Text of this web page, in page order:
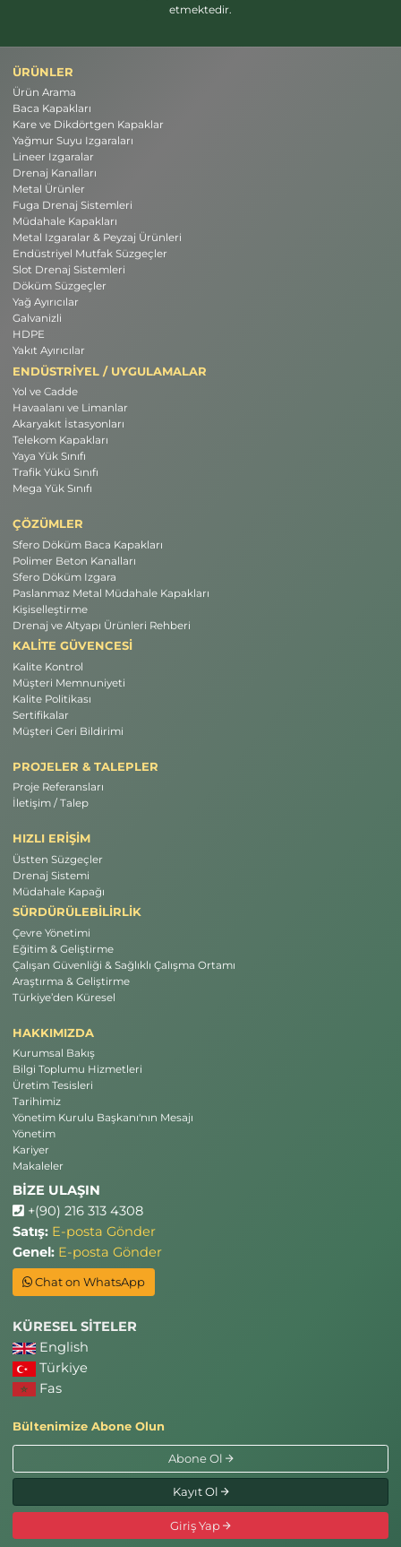
etmektedir.
ÜRÜNLER
Ürün Arama
Baca Kapakları
Kare ve Dikdörtgen Kapaklar
Yağmur Suyu Izgaraları
Lineer Izgaralar
Drenaj Kanalları
Metal Ürünler
Fuga Drenaj Sistemleri
Müdahale Kapakları
Metal Izgaralar & Peyzaj Ürünleri
Endüstriyel Mutfak Süzgeçler
Slot Drenaj Sistemleri
Döküm Süzgeçler
Yağ Ayırıcılar
Galvanizli
HDPE
Yakıt Ayırıcılar
ENDÜSTRİYEL / UYGULAMALAR
Yol ve Cadde
Havaalanı ve Limanlar
Akaryakıt İstasyonları
Telekom Kapakları
Yaya Yük Sınıfı
Trafik Yükü Sınıfı
Mega Yük Sınıfı
ÇÖZÜMLER
Sfero Döküm Baca Kapakları
Polimer Beton Kanalları
Sfero Döküm Izgara
Paslanmaz Metal Müdahale Kapakları
Kişiselleştirme
Drenaj ve Altyapı Ürünleri Rehberi
KALİTE GÜVENCESİ
Kalite Kontrol
Müşteri Memnuniyeti
Kalite Politikası
Sertifikalar
Müşteri Geri Bildirimi
PROJELER & TALEPLER
Proje Referansları
İletişim / Talep
HIZLI ERİŞİM
Üstten Süzgeçler
Drenaj Sistemi
Müdahale Kapağı
SÜRDÜRÜLEBİLİRLİK
Çevre Yönetimi
Eğitim & Geliştirme
Çalışan Güvenliği & Sağlıklı Çalışma Ortamı
Araştırma & Geliştirme
Türkiye’den Küresel
HAKKIMIZDA
Kurumsal Bakış
Bilgi Toplumu Hizmetleri
Üretim Tesisleri
Tarihimiz
Yönetim Kurulu Başkanı'nın Mesajı
Yönetim
Kariyer
Makaleler
BİZE ULAŞIN
+(90) 216 313 4308
Satış: E-posta Gönder
Genel: E-posta Gönder
Chat on WhatsApp
KÜRESEL SİTELER
English
Türkiye
Fas
Bültenimize Abone Olun
Abone Ol
Kayıt Ol
Giriş Yap